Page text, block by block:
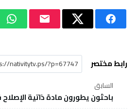
رابط مختصر
السابق
باحثون يطورون مادة ذاتية